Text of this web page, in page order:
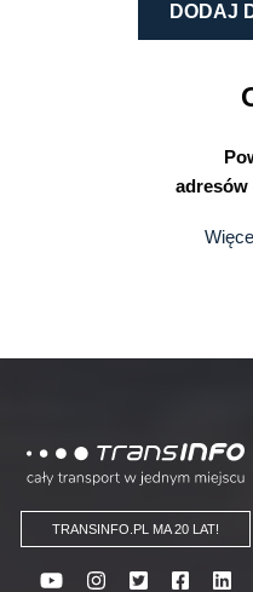
DODAJ
adresów
Logo
TRANSINFO.PL MA 20 LAT!